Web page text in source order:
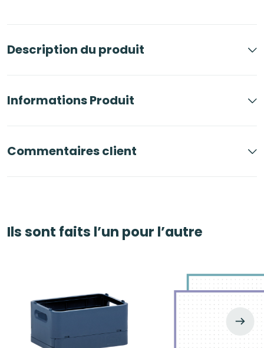
Description du produit
Informations Produit
Commentaires client
Ils sont faits l’un pour l’autre